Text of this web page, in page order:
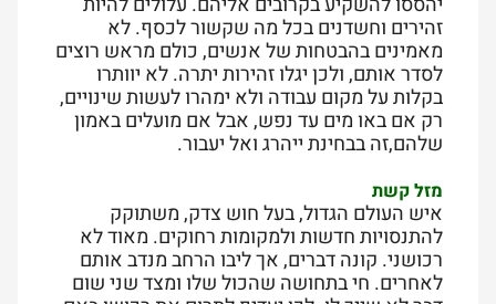
זהירים וחשדנים בכל מה שקשור לכסף. לא
מאמינים בהבטחות של אנשים, כולם מראש רוצים
לסדר אותם, ולכן יגלו זהירות יתרה. לא יוותרו
בקלות על מקום עבודה ולא ימהרו לעשות שינויים,
רק אם באו מים עד נפש, אבל אם מועלים באמון
שלהם,זה בבחינת ייהרג ואל יעבור.
מזל קשת
איש העולם הגדול, בעל חוש צדק, משתוקק
להתנסויות חדשות ולמקומות רחוקים. מאוד לא
רכושני. קונה דברים, אך ליבו הרחב מנדב אותם
לאחרים. חי בתחושה שהכול שלו ומצד שני שום